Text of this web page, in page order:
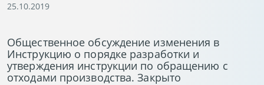
25.10.2019
Общественное обсуждение изменения в
Инструкцию о порядке разработки и
утверждения инструкции по обращению с
отходами производства. Закрыто